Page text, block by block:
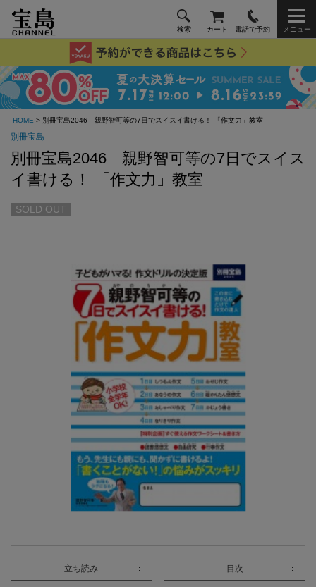
検索 カート 電話で予約 メニュー
HOME > 別冊宝島2046 親野智可等の7日でスイスイ書ける！ 「作文力」教室
別冊宝島
別冊宝島2046 親野智可等の7日でスイス
イ書ける！ 「作文力」教室
SOLD OUT
立ち読み 目次